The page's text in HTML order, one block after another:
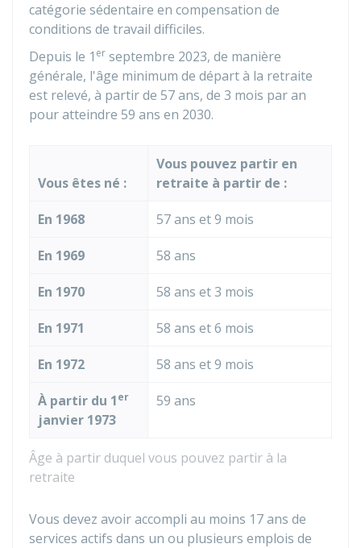
catégorie sédentaire en compensation de
conditions de travail difficiles.
Depuis le 1 er septembre 2023, de manière
générale, l'âge minimum de départ à la retraite
est relevé, à partir de 57 ans, de 3 mois par an
pour atteindre 59 ans en 2030.
Âge à partir duquel vous pouvez partir à la
retraite
Vous êtes né :
Vous pouvez partir en
retraite à partir de :
En 1968 57 ans et 9 mois
En 1969 58 ans
En 1970 58 ans et 3 mois
En 1971 58 ans et 6 mois
En 1972 58 ans et 9 mois
À partir du 1er
janvier 1973
59 ans
Vous devez avoir accompli au moins 17 ans de
services actifs dans un ou plusieurs emplois de